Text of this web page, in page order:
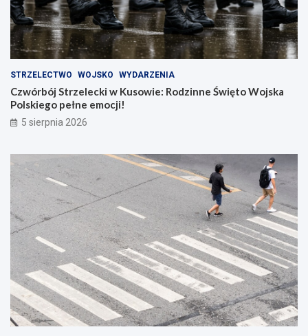
STRZELECTWO WOJSKO WYDARZENIA
Czwórbój Strzelecki w Kusowie: Rodzinne Święto Wojska
Polskiego pełne emocji!
5 sierpnia 2026